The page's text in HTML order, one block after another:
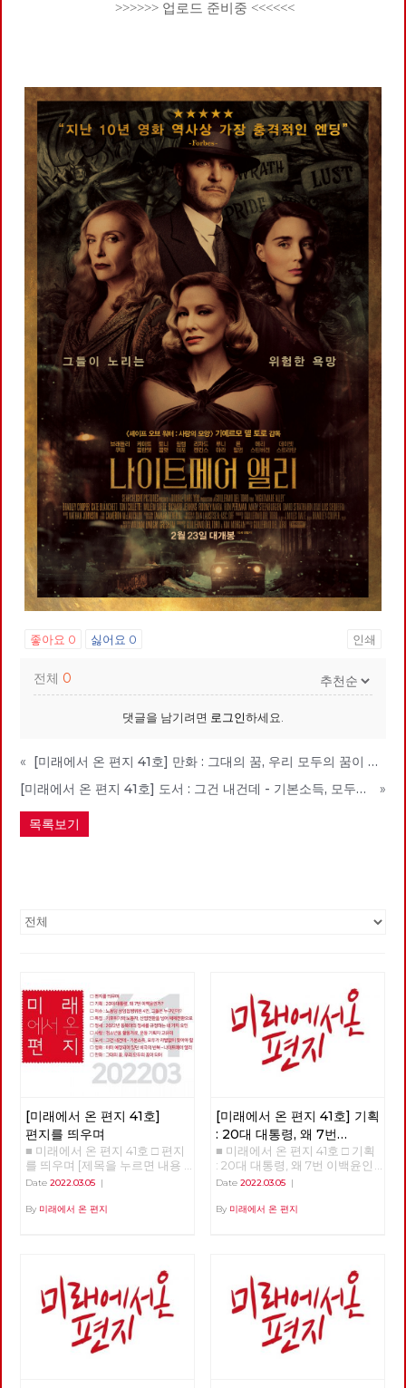
>>>>>> 업로드 준비중 <<<<<<
좋아요 0 싫어요 0 인쇄
전체 0
댓글을 남기려면 로그인하세요.
«
[미래에서 온 편지 41호] 만화 : 그대의 꿈, 우리 모두의 꿈이 되어
[미래에서 온 편지 41호] 도서 : 그건 내건데 - 기본소득, 모두가 차별없이 찾아야 할 권리
»
목록보기
[미래에서 온 편지 41호]
편지를 띄우며
■ 미래에서 온 편지 41호 □ 편지
를 띄우며 [제목을 누르면 내용
을 볼 수 있습니다.] □ 편지를 띄
번 이백윤인가? □ 이슈 : 노동당
세를 규정하는 네 가지 요인 □
사람 : 청소년을 활동가로, 운동
기획자 고유미 □ 도서 : 그건 내
건데 - 기본소득, 모두가 차별없
이 찾아야 할 권리 □ 영화 : 이미
예정되어 있던 비극의 반복 - 나
Date 2022.03.05 |
By 미래에서 온 편지
[미래에서 온 편지 41호] 기획
: 20대 대통령, 왜 7번
이백윤인가? (1)
■ 미래에서 온 편지 41호 □ 기획
: 20대 대통령, 왜 7번 이백윤인
가? >>>>>> 업로드 준비중
Date 2022.03.05|
By 미래에서 온 편지